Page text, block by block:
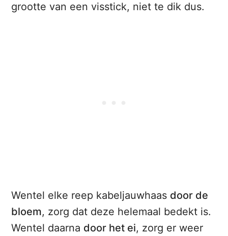
grootte van een visstick, niet te dik dus.
Wentel elke reep kabeljauwhaas door de
bloem, zorg dat deze helemaal bedekt is.
Wentel daarna door het ei, zorg er weer